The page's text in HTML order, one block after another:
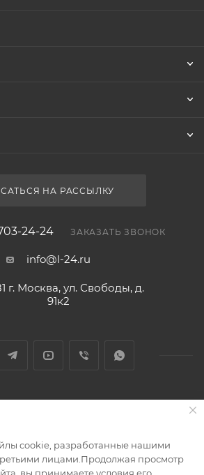
НА РАССЫЛКУ
24-24 ЗАКАЗАТЬ ЗВОНОК
info@l-24.ru
г. Москва, ул. Свободы, д.
91к2
cookie, разработанные нашими
лицами.Продолжая просмотр